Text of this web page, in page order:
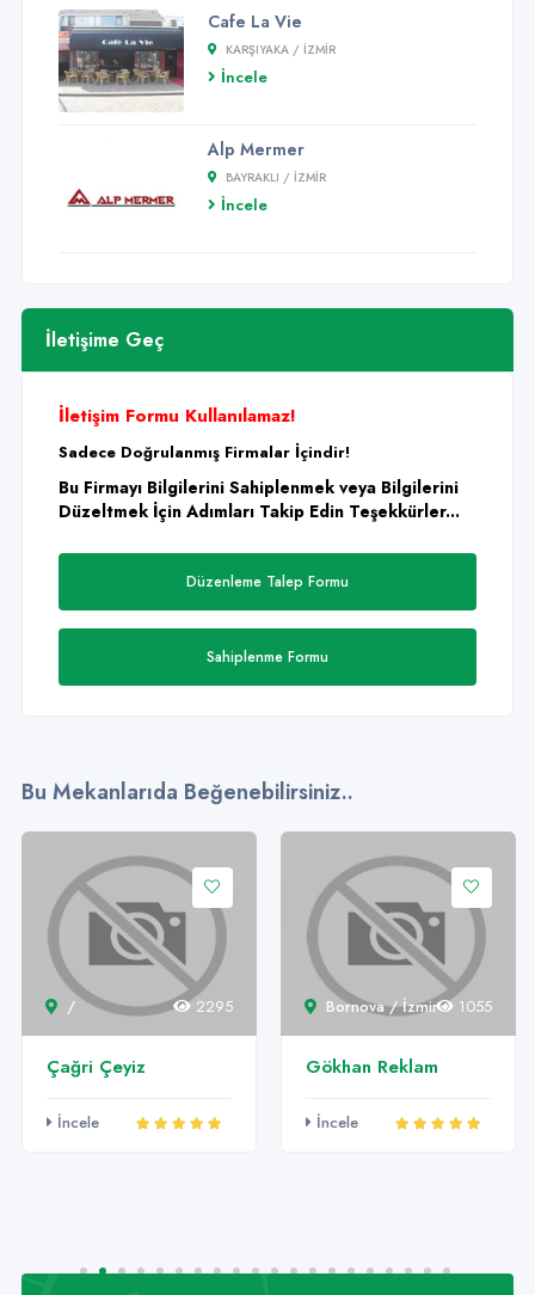
Cafe La Vie
KARŞIYAKA / İZMİR
İncele
Alp Mermer
BAYRAKLI / İZMİR
İncele
İletişime Geç
İletişim Formu Kullanılamaz!
Sadece Doğrulanmış Firmalar İçindir!
Bu Firmayı Bilgilerini Sahiplenmek veya Bilgilerini
Düzeltmek İçin Adımları Takip Edin Teşekkürler...
Düzenleme Talep Formu
Sahiplenme Formu
Bu Mekanlarıda Beğenebilirsiniz..
2295
Çeyiz
Bornova / İzmir 1055
Gökhan Reklam